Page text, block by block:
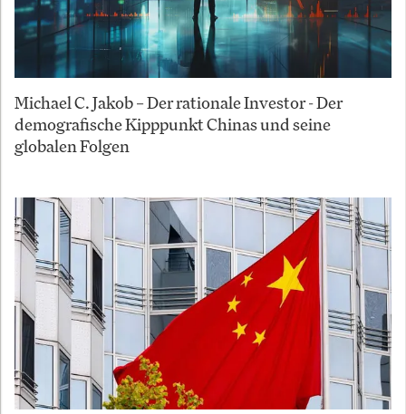
Michael C. Jakob – Der rationale Investor - Der
demografische Kipppunkt Chinas und seine
globalen Folgen